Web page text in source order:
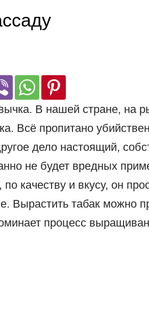
В нашей стране, на
Всё пропитано
дело настоящий,
не будет вредных
качеству и вкусу, он
Вырастить табак можно
процесс